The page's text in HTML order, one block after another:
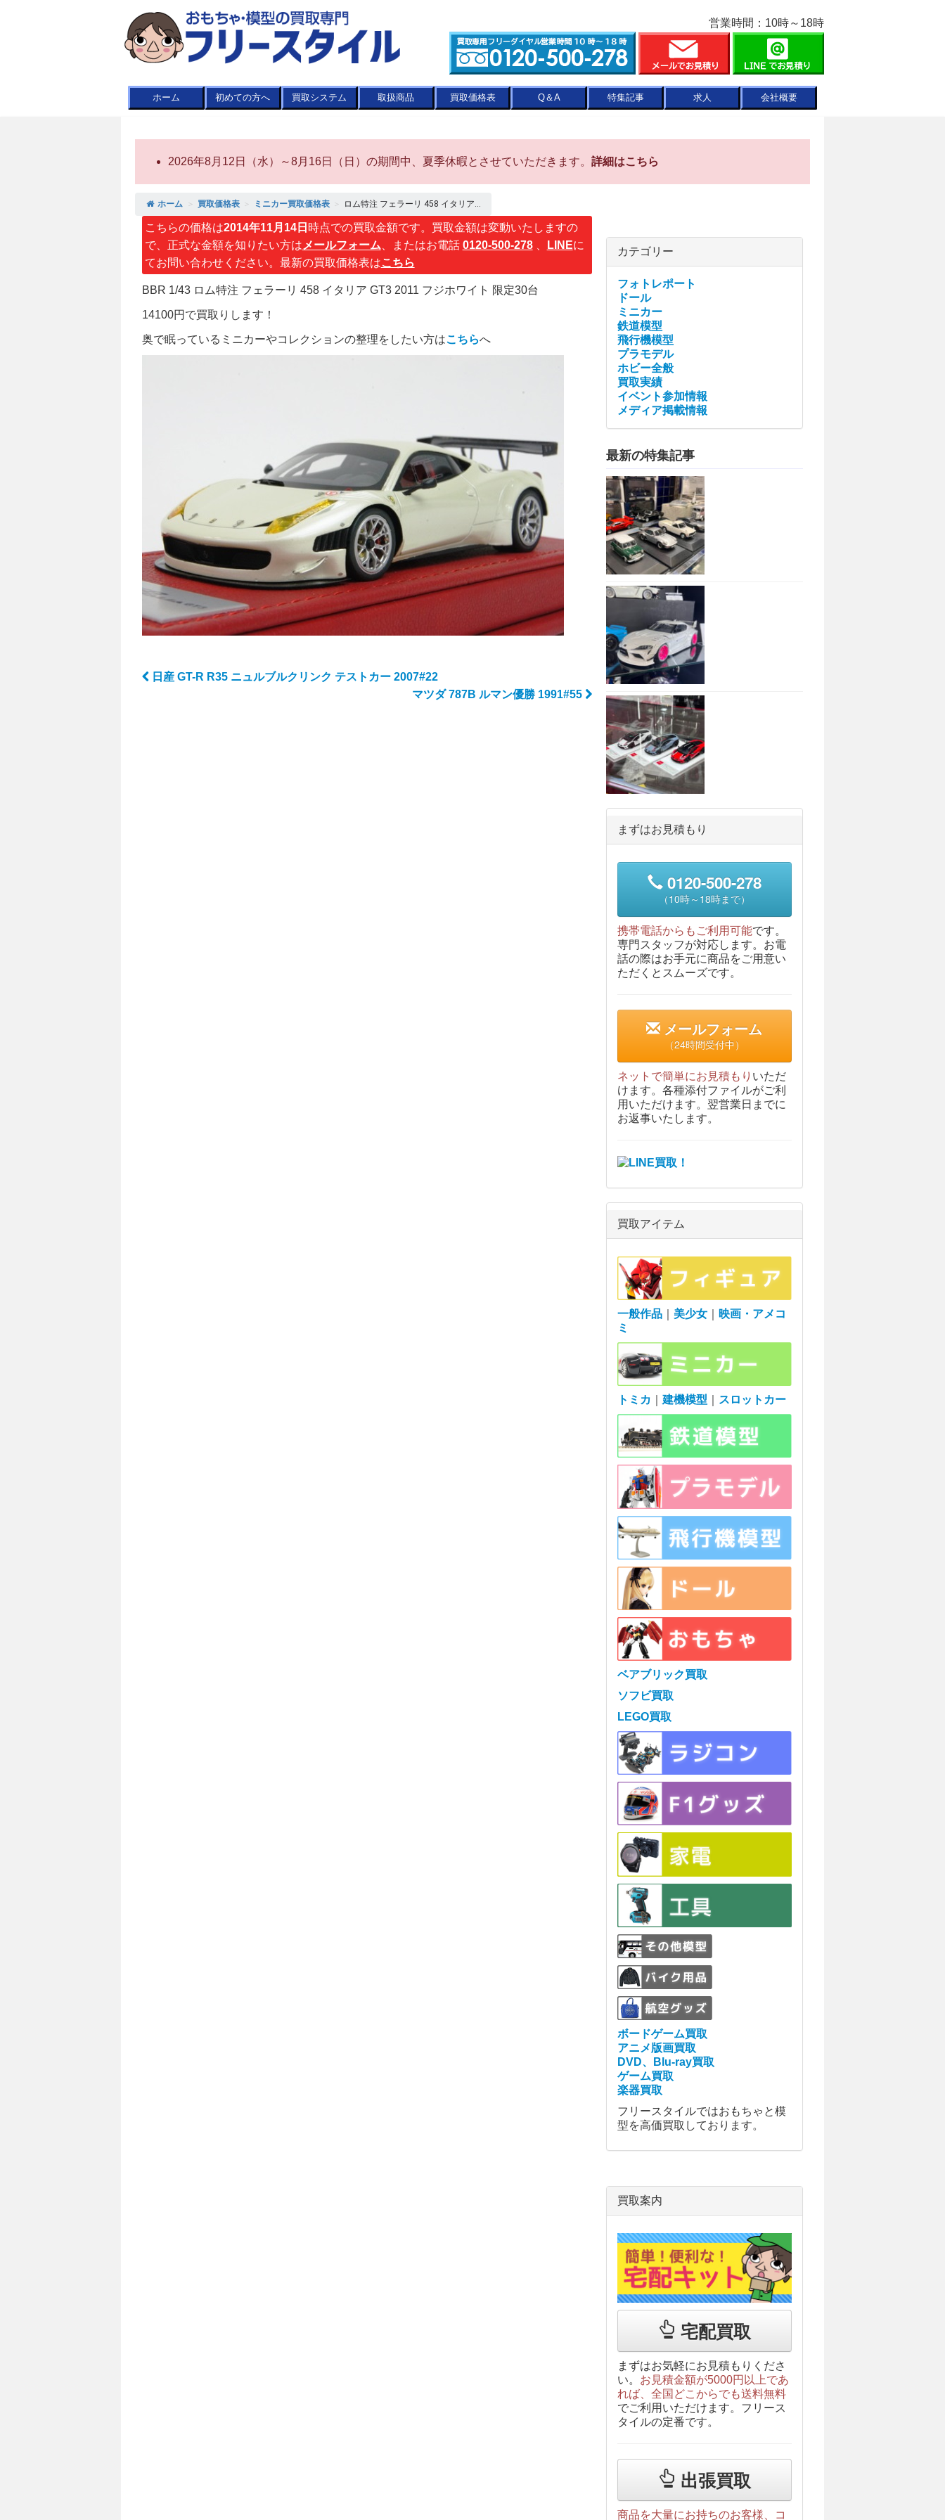
営業時間：10時～18時
ホーム 初めての方へ 買取システム 取扱商品 買取価格表 Q＆A 特集記事 求人 会社概要
2026年8月12日（水）～8月16日（日）の期間中、夏季休暇とさせていただきます。 詳細はこちら
ホーム ＞ 買取価格表 ＞ ミニカー買取価格表 ＞ ロム特注 フェラーリ 458 イタリア...
こちらの価格は2014年11月14日 時点での買取金額です。買取金額は変動いたしますの
で、正式な金額を知りたい方は メールフォーム 、またはお電話 0120-500-278、 LINEに
てお問い合わせください。最新の買取価格表はこちら
BBR 1/43 ロム特注 フェラーリ 458 イタリア GT3 2011 フジホワイト 限定30台
14100円で買取りします！
奥で眠っているミニカーやコレクションの整理をしたい方はこちらへ
日産 GT-R R35 ニュルブルクリンク テストカー 2007#22
マツダ 787B ルマン優勝 1991#55
カテゴリー
フォトレポート
ドール
ミニカー
鉄道模型
飛行機模型
プラモデル
ホビー全般
買取実績
イベント参加情報
メディア掲載情報
最新の特集記事
まずはお見積もり
0120-500-278
（10時～18時まで）
携帯電話からもご利用可能です。
専門スタッフが対応します。お電
話の際はお手元に商品をご用意い
ただくとスムーズです。
メールフォーム
（24時間受付中）
ネットで簡単にお見積もり いただ
けます。各種添付ファイルがご利
用いただけます。翌営業日までに
お返事いたします。
買取アイテム
一般作品｜ 美少女｜
映画・アメコ
ミ
トミカ 建機模型 スロットカー
ベアブリック買取
ソフビ買取
LEGO買取
ボードゲーム買取
アニメ版画買取
DVD、Blu-ray買取
ゲーム買取
楽器買取
フリースタイルではおもちゃと模
型を高価買取しております。
買取案内
宅配買取
まずはお気軽にお見積もりくださ
い。 お見積金額が5000円以上であ
れば、全国どこからでも送料無料
でご利用いただけます。フリース
タイルの定番です。
出張買取
商品を大量にお持ちのお客様、コ